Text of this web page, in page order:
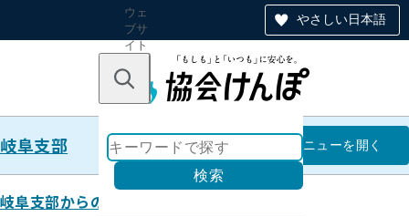
やさしい日本語
ウェ
ブサ
イト
のナ
ン
キーワードで探す
検索
岐阜支部 岐阜支部
メニューを開く
岐阜支部からのお知らせ